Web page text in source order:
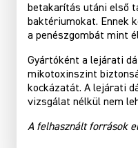
betakarítás utáni első
baktériumokat. Ennek
a penészgombát mint
Gyártóként a lejárati
mikotoxinszint
kockázatát. A lejárati
vizsgálat nélkül nem
A felhasznált források